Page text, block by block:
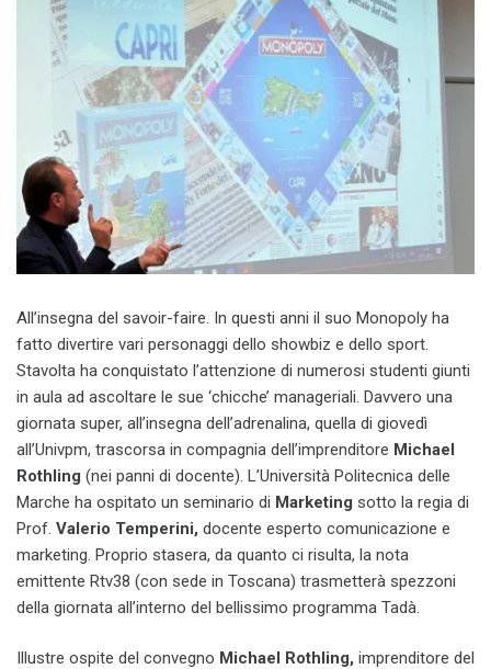
All’insegna del savoir-faire. In questi anni il suo Monopoly ha
fatto divertire vari personaggi dello showbiz e dello sport.
Stavolta ha conquistato l’attenzione di numerosi studenti giunti
in aula ad ascoltare le sue ‘chicche’ manageriali. Davvero una
giornata super, all’insegna dell’adrenalina, quella di giovedì
all’Univpm, trascorsa in compagnia dell’imprenditore Michael
Rothling (nei panni di docente). L’Università Politecnica delle
Marche ha ospitato un seminario di Marketing sotto la regia di
Prof. Valerio Temperini, docente esperto comunicazione e
marketing. Proprio stasera, da quanto ci risulta, la nota
emittente Rtv38 (con sede in Toscana) trasmetterà spezzoni
della giornata all’interno del bellissimo programma Tadà.
Illustre ospite del convegno Michael Rothling, imprenditore del